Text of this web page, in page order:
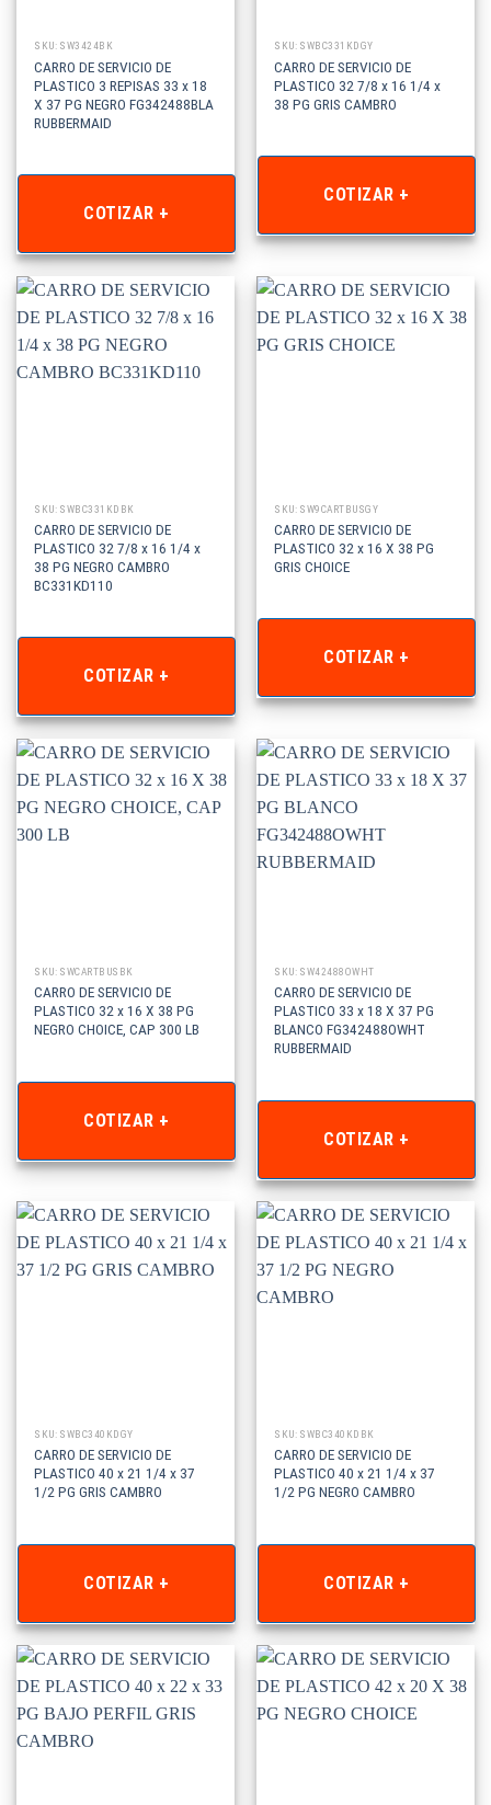
SKU: SW3424BK
CARRO DE SERVICIO DE
PLASTICO 3 REPISAS 33 x 18
X 37 PG NEGRO FG342488BLA
RUBBERMAID
COTIZAR +
SKU: SWBC331KDGY
CARRO DE SERVICIO DE
PLASTICO 32 7/8 x 16 1/4 x
38 PG GRIS CAMBRO
COTIZAR +
SKU: SWBC331KDBK
CARRO DE SERVICIO DE
PLASTICO 32 7/8 x 16 1/4 x
38 PG NEGRO CAMBRO
BC331KD110
COTIZAR +
SKU: SW9CARTBUSGY
CARRO DE SERVICIO DE
PLASTICO 32 x 16 X 38 PG
GRIS CHOICE
COTIZAR +
SKU: SWCARTBUSBK
CARRO DE SERVICIO DE
PLASTICO 32 x 16 X 38 PG
NEGRO CHOICE, CAP 300 LB
COTIZAR +
SKU: SW42488OWHT
CARRO DE SERVICIO DE
PLASTICO 33 x 18 X 37 PG
BLANCO FG342488OWHT
RUBBERMAID
COTIZAR +
SKU: SWBC340KDGY
CARRO DE SERVICIO DE
PLASTICO 40 x 21 1/4 x 37
1/2 PG GRIS CAMBRO
COTIZAR +
SKU: SWBC340KDBK
CARRO DE SERVICIO DE
PLASTICO 40 x 21 1/4 x 37
1/2 PG NEGRO CAMBRO
COTIZAR +